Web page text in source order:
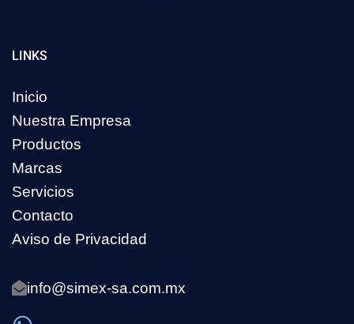
LINKS
Inicio
Nuestra Empresa
Productos
Marcas
Servicios
Contacto
Aviso de Privacidad
info@simex-sa.com.mx